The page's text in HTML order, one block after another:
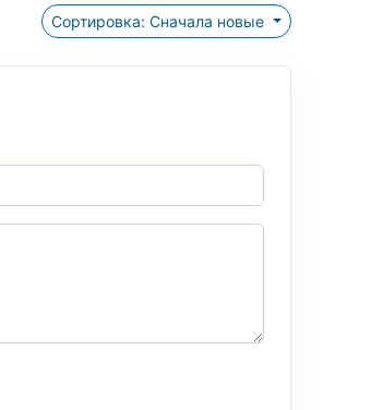
Сортировка: Сначала новые